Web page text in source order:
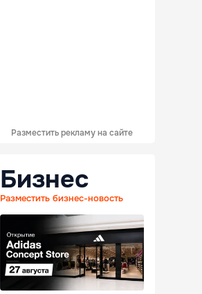
Разместить рекламу на сайте
Бизнес
Разместить бизнес-новость